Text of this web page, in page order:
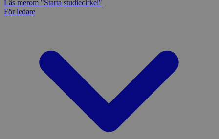
Läs merom "Starta studiecirkel"
För ledare